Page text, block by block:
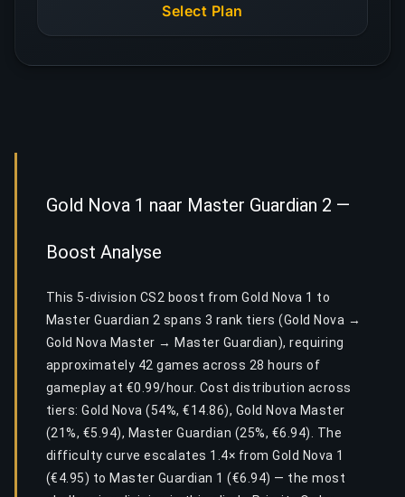
Select Plan
Gold Nova 1 naar Master Guardian 2 —
Boost Analyse
This 5-division CS2 boost from Gold Nova 1 to
Master Guardian 2 spans 3 rank tiers (Gold Nova →
Gold Nova Master → Master Guardian), requiring
approximately 42 games across 28 hours of
gameplay at €0.99/hour. Cost distribution across
tiers: Gold Nova (54%, €14.86), Gold Nova Master
(21%, €5.94), Master Guardian (25%, €6.94). The
difficulty curve escalates 1.4× from Gold Nova 1
(€4.95) to Master Guardian 1 (€6.94) — the most